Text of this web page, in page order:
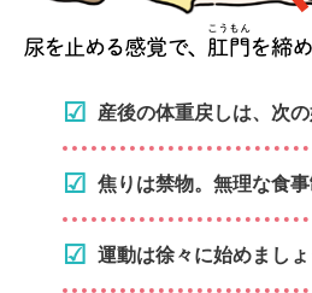
産後の体重戻しは、次
焦りは禁物。無理な食
運動は徐々に始めましょ